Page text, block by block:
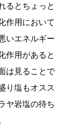
るとちょっと
作用において
いエネルギー
作用があると
は見ることで
り塩もオスス
ヤ岩塩の待ち